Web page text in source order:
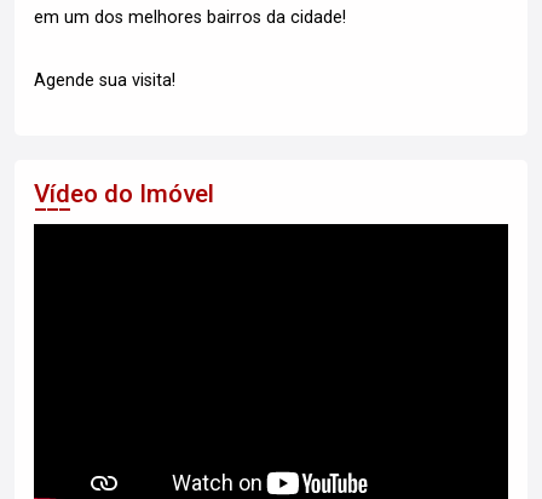
em um dos melhores bairros da cidade!
Agende sua visita!
Vídeo do Imóvel